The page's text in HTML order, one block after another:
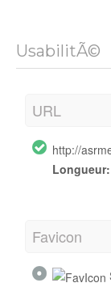
UsabilitÃ©
URL
http://
Longueur:
Favicon